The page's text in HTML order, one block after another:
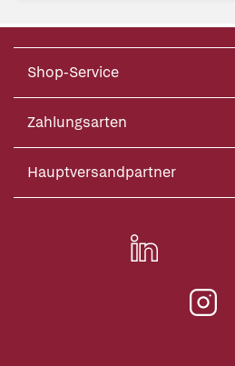
Shop-Service
Zahlungsarten
Hauptversandpartner